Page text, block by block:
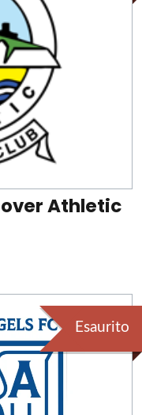
Athletic
Esaurito